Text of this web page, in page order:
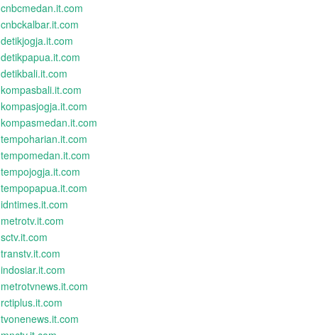
cnbcmedan.it.com
cnbckalbar.it.com
detikjogja.it.com
detikpapua.it.com
detikbali.it.com
kompasbali.it.com
kompasjogja.it.com
kompasmedan.it.com
tempoharian.it.com
tempomedan.it.com
tempojogja.it.com
tempopapua.it.com
idntimes.it.com
metrotv.it.com
sctv.it.com
transtv.it.com
indosiar.it.com
metrotvnews.it.com
rctiplus.it.com
tvonenews.it.com